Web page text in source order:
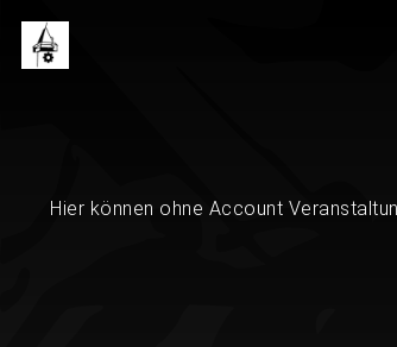
Hier können ohne Account